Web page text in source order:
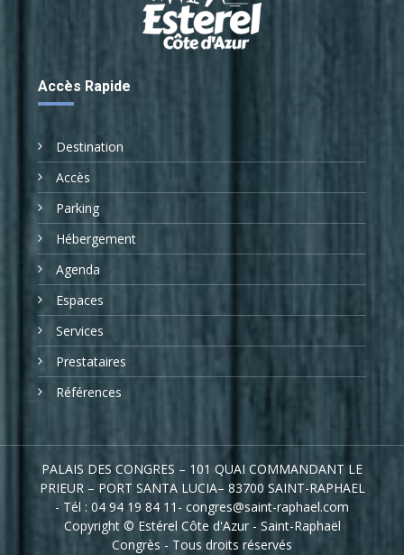
Accès Rapide
Destination
Accès
Parking
Hébergement
Agenda
Espaces
Services
Prestataires
Références
PALAIS DES CONGRES – 101 QUAI COMMANDANT LE
PRIEUR – PORT SANTA LUCIA– 83700 SAINT-RAPHAEL
- Tél : 04 94 19 84 11- congres@saint-raphael.com
Copyright © Estérel Côte d'Azur - Saint-Raphaël
Congrès - Tous droits réservés